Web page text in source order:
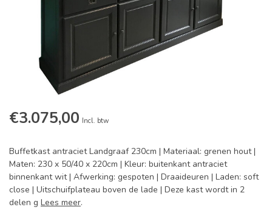
€3.075,00 Incl. btw
Buffetkast antraciet Landgraaf 230cm | Materiaal: grenen hout |
Maten: 230 x 50/40 x 220cm | Kleur: buitenkant antraciet
binnenkant wit | Afwerking: gespoten | Draaideuren | Laden: soft
close | Uitschuifplateau boven de lade | Deze kast wordt in 2
delen g Lees meer.